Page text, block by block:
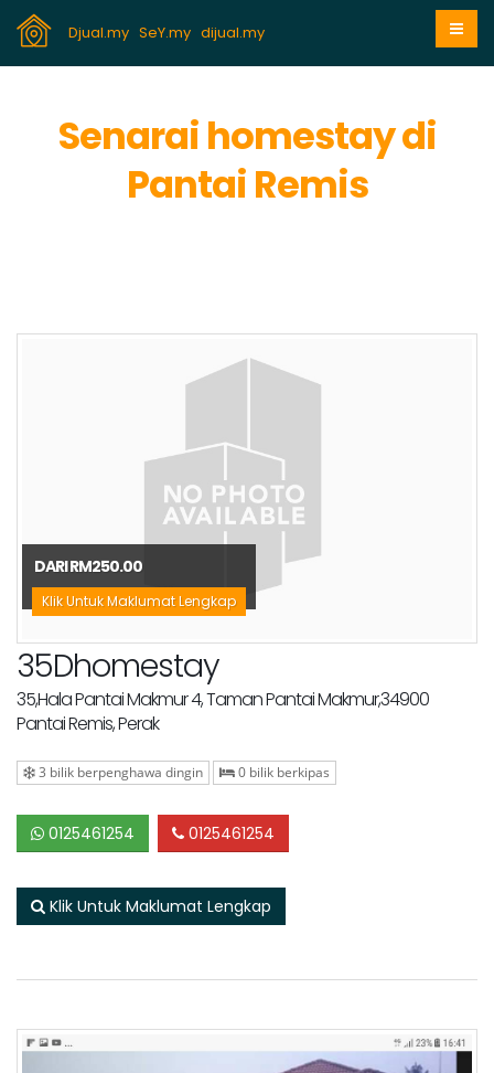
Djual.my SeY.my dijual.my
Senarai homestay di
Pantai Remis
DARI RM250.00
Klik Untuk Maklumat Lengkap
35Dhomestay
35,Hala Pantai Makmur 4, Taman Pantai Makmur,34900
Pantai Remis, Perak
3 bilik berpenghawa dingin 0 bilik berkipas
0125461254 0125461254
Klik Untuk Maklumat Lengkap